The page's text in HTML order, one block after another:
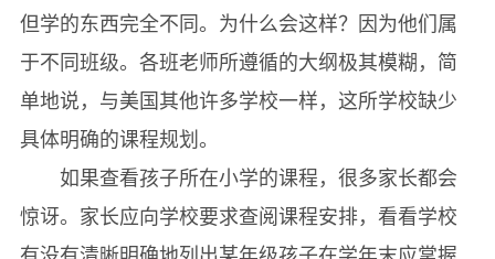
但学的东西完全不同。为什么会这样？因为他们属
于不同班级。各班老师所遵循的大纲极其模糊，简
单地说，与美国其他许多学校一样，这所学校缺少
具体明确的课程规划。
如果查看孩子所在小学的课程，很多家长都会
惊讶。家长应向学校要求查阅课程安排，看看学校